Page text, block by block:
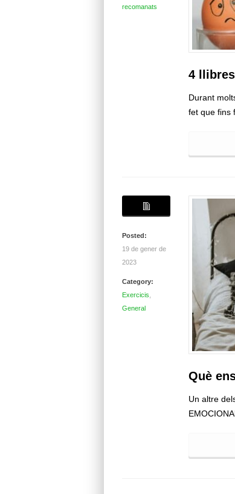
recomanats
4
Durant
fet que fins
Posted:
19 de gener de
2023
Category:
Exercicis
General
Què
Un altre